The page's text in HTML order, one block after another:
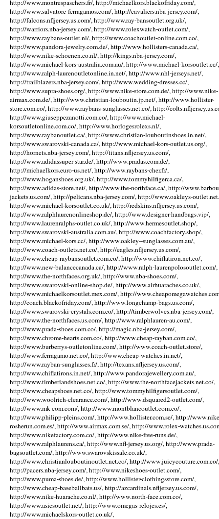
http://www.montrespaschers.fr/, http://michaelkors.blackofriday.com/,
http://www.salvatore-ferragamos.com/, http://cavaliers.nba-jersey.com/,
http://falcons.nfljersey.us.com/, http://www.ray-bansoutlet.org.uk/,
http://warriors.nba-jersey.com/, http://www.rolexwatch-outlet.com/,
http://www.raybans-outlet.nl/, http://www.coachoutlet-online.com.co/,
http://www.pandora-jewelry.com.de/, http://www.hollisters-canada.ca/,
http://www.nike-schoenen.co.nl/, http://kings.nba-jersey.com/,
http://www.michael-kors-australia.com.au/, http://www.michael-korsoutlet.cc/,
http://www.ralph-laurenoutletonline.in.net/, http://www.nhl-jerseys.net/,
http://trailblazers.nba-jersey.com/, http://www.wedding-dresses.cc/,
http://www.supra-shoes.org/, http://www.nike-store.com.de/, http://www.nike-
airmax.com.de/, http://www.christian-louboutin.jp.net/, http://www.hollister-
store.com.co/, http://www.raybans-sunglasses.net.co/, http://
http://www.giuseppezanotti.com.co/, http://www.michael-
korsoutletonline.com.co/, http://www.horlogesrolexs.nl/,
http://www.raybanoutlet.ca/, http://www.christian-louboutinshoes.in.net/,
http://www.swarovski-canada.ca/, http://www.michael-kors-outlet.us.org/,
http://hornets.nba-jersey.com/, http://titans.nfljersey.us.com/,
http://www.adidassuper-star.de/, http://www.pradas.com.de/,
http://michaelkors.euro-us.net/, http://www.raybans-cher.fr/,
http://www.hoganshoes.org.uk/, http://www.tommyhilfigerca.ca/,
http://www.adidas-store.net/, http://www.the-northface.ca/, http://
jackets.us.com/, http://pelicans.nba-jersey.com/, http://www.oakleys-
http://www.michael-korsoutlet.co.uk/, http://redskins.nfljersey.us.com/,
http://www.ralphlaurenonlineshop.de/, http://www.designer-handbags.vip/,
http://www.laurenralphs-outlet.co.uk/, http://www.hermesoutlet.shop/,
http://www.swarovski-australia.com.au/, http://www.coachfactory.shop/,
http://www.michael-kors.cc/, http://www.oakley--sunglasses.com.au/,
http://www.coach-outlets.net.co/, http://eagles.nfljersey.us.com/,
http://www.cheap-raybansoutlet.com.co/, http://www.chiflatiron.net.co/,
http://www.new-balancecanada.ca/, http://www.ralph-laurenpolosoutlet.com/,
http://www.the-northfaces.org.uk/, http://www.nba-shoes.com/,
http://www.swarovski-online-shop.de/, http://www.airhuaraches.co.uk/,
http://www.michaelkorsoutlet.mex.com/, http://
http://coach.blackofriday.com/, http://www.longchamp-bags.us.com/,
http://www.swarovski-crystals.com.co/, http://timberwolves.nba-jersey.com/,
http://www.the-northfaces.us.com/, http://www.ralphlauren-au.com/,
http://www.prada-shoes.com.co/, http://magic.nba-jersey.com/,
http://www.chrome-hearts.com.co/, http://www.cheap-rayban.com.co/,
http://www.burberrys-outletonline.com/, http://www.coach-outlet.store/,
http://www.ferragamo.net.co/, http://www.cheap-watches.in.net/,
http://www.rayban-sunglasses.fr/, http://texans.nfljersey.us.com/,
http://www.chiflatirons.in.net/, http://www.pandorajewellery.com.au/,
http://www.timberlandshoes.net.co/, http://www.the-northfacejackets.net.co/,
http://www.cheapshoes.net.co/, http://www.tommyhilfigersoutlet.com/,
http://www.woolrich-clearance.com/, http://www.dsquared2-outlet.com/,
http://www.mk-com.com/, http://www.montblancoutlet.com.co/,
http://www.philipp-pleins.com/, http://www.hollister.com.se/, http://
rosherun.com.es/, http://www.airmax.com.se/, http://www.rolex-
http://www.nikefactory.com.co/, http://www.nike-free-runs.de/,
http://www.ralphlaurens.ca/, http://www.nfl-jersey.us.org/, http://www.prada-
bagsoutlet.com/, http://www.swarovskissale.co.uk/,
http://www.christianlouboutinoutlet.net.co/, http://www.juicycouture.com.co/,
http://pacers.nba-jersey.com/, http://www.nikeshoes-outlet.com/,
http://www.puma-shoes.de/, http://www.hollister-clothingsstore.com/,
http://www.cheap-baseballbats.us/, http://azcardinals.nfljersey.us.com/,
http://www.nike-huarache.co.nl/, http://www.north-face.com.co/,
http://www.asicsoutlet.net/, http://www.omegas-relojes.es/,
http://www.michaelskors-outlet.co.uk/,